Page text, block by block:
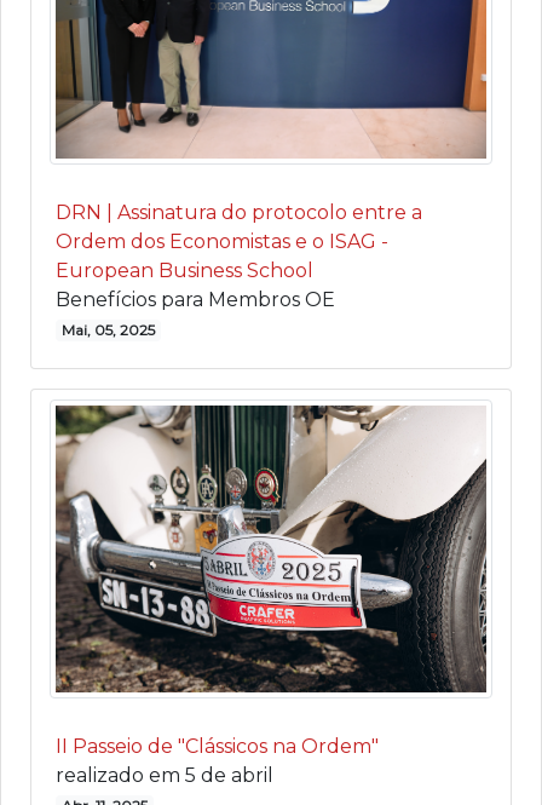
DRN | Assinatura do protocolo entre a
Ordem dos Economistas e o ISAG -
European Business School
Benefícios para Membros OE
Mai, 05, 2025
II Passeio de "Clássicos na Ordem"
realizado em 5 de abril